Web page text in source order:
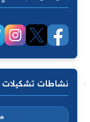
نشاطات تشكيلات